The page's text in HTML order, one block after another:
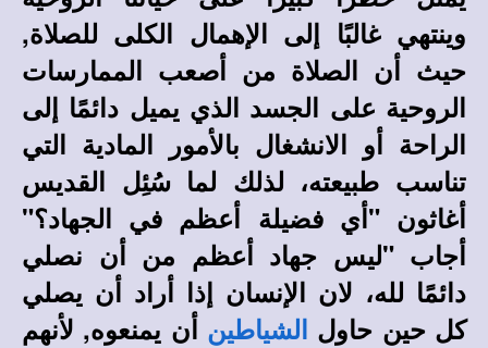
وينتهي غالبًا إلى الإهمال الكلى للصلاة,
حيث أن الصلاة من أصعب الممارسات
الروحية على الجسد الذي يميل دائمًا إلى
الراحة أو الانشغال بالأمور المادية التي
تناسب طبيعته، لذلك لما سُئِل القديس
أغاثون "أي فضيلة أعظم في الجهاد؟"
أجاب "ليس جهاد أعظم من أن نصلي
دائمًا لله، لان الإنسان إذا أراد أن يصلي
كل حين حاول
الشياطين أن يمنعوه, لأنهم